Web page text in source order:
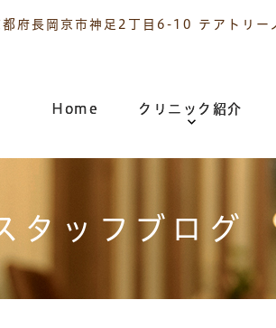
府長岡京市神足2丁目6-10 テアトリー
Home クリニック紹介
タッフブログ